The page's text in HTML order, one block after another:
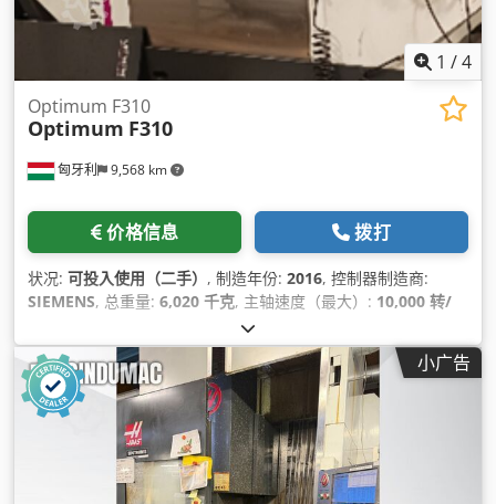
1 /4
匈牙利 9,568 km
Optimum F310
Optimum F310
价格信息 拨打
状况: 可投入使用（二手） , 制造年份: 2016, 控制器制造商:
SIEMENS, 总重量: 6,020 千克, 主轴速度（最大）: 10,000 转/
, 轴数:
小广告